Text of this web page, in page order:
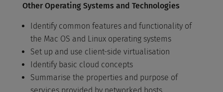
Other Operating Systems and Technologies
Identify common features and functionality of
the Mac OS and Linux operating systems
Set up and use client-side virtualisation
Identify basic cloud concepts
Summarise the properties and purpose of
services provided by networked hosts